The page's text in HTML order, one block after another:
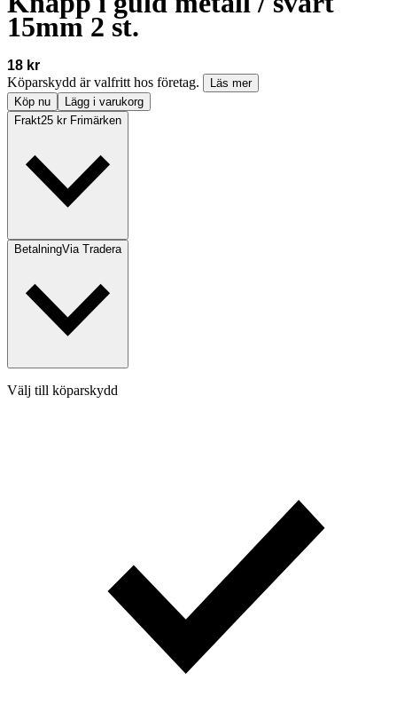
15mm 2 st.
18 kr
Köparskydd är valfritt hos företag.
Läs mer
Köp nu
Lägg i varukorg
Frakt25 kr Frimärken
BetalningVia Tradera
Välj till köparskydd